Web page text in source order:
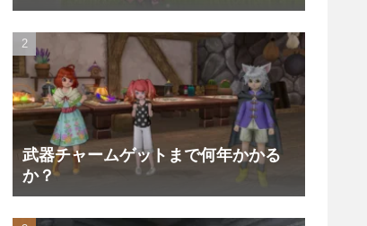
武器チャームゲットまで何年かかる
か？